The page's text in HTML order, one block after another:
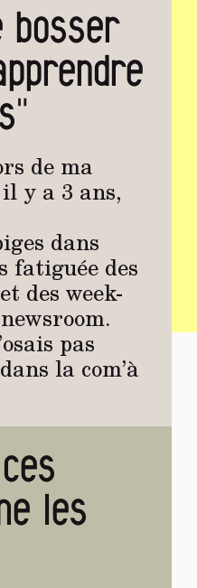
bosser
de ma
y a 3 ans,
dans
fatiguée des
des week-
pas
la com’à
les